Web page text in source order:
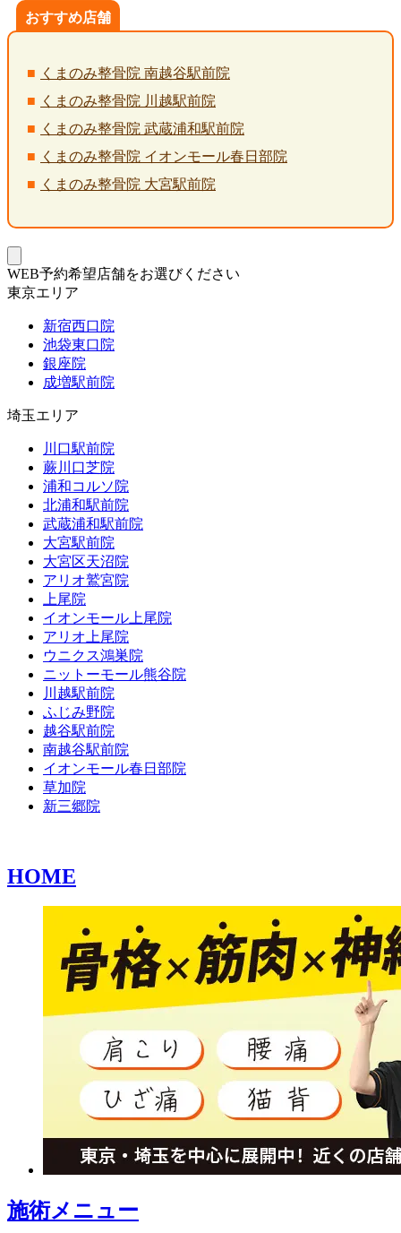
おすすめ店舗
くまのみ整骨院 南越谷駅前院
くまのみ整骨院 川越駅前院
くまのみ整骨院 武蔵浦和駅前院
くまのみ整骨院 イオンモール春日部院
くまのみ整骨院 大宮駅前院
WEB予約希望店舗をお選びください
東京エリア
新宿西口院
池袋東口院
銀座院
成増駅前院
埼玉エリア
川口駅前院
蕨川口芝院
浦和コルソ院
北浦和駅前院
武蔵浦和駅前院
大宮駅前院
大宮区天沼院
アリオ鷲宮院
上尾院
イオンモール上尾院
アリオ上尾院
ウニクス鴻巣院
ニットーモール熊谷院
川越駅前院
ふじみ野院
越谷駅前院
南越谷駅前院
イオンモール春日部院
草加院
新三郷院
HOME
施術メニュー